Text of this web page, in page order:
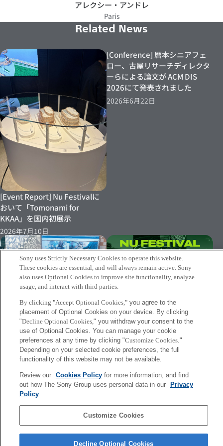
アレクシー・アンドレ
Paris
Related News
[Event Report] Nu Festivalに
おいて「Tomonami for
KKAA」を国内初展示
2026年7月10日
[Conference] 暦本シニアフェ
ロー、古屋リサーチディレクタ
ーらによる論文が ACM DIS
2026にて発表されました
2026年6月22日
[Report] Music Excellence
Academy 5年間の軌跡Music
Excellence Academy 5年間
の軌跡
2026年6月17日
[Event 2026/6/26-28]
Tomonami for KKAAが「NU
Festival 2026」にて展示
2026年5月19日
More
会社概要 アクセス ご利用条件 プライバシーポリシー
Sony uses Strictly Necessary Cookies to operate this website.
These cookies are essential, and will always remain active. Sony
also uses Optional Cookies to improve site functionality, analyze
usage, and interact with third parties.
By clicking "Accept Optional Cookies,"you agree to the
placement of Optional Cookies on your device. By clicking
"Decline Optional Cookies," you withdraw your consent to the
use of Optional Cookies. You can manage your cookie
preferences at any time by clicking "Customize Cookies."
Depending on your selected cookie preferences, the full
functionality of this website may not be available.
Review our Cookies Policyfor more information, and find
out how The Sony Group uses personal data in our
Privacy
Policy.
Customize Cookies
Decline Optional Cookies